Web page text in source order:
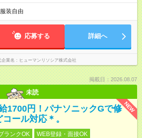
服装自由
応募する 詳細へ
企業名 ヒューマンリソシア株式会社
掲載日：2026.08.07
未読
NEW
1700円！パナソニックGで修
ール対応＊。
ランクOK WEB登録・面接OK